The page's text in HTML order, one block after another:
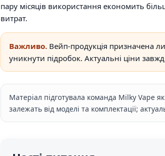
пару місяців використання економить
витрат.
Важливо. Вейп-продукція призначена
уникнути підробок. Актуальні ціни
Матеріал підготувала команда Milky Vape
залежать від моделі та комплектації;